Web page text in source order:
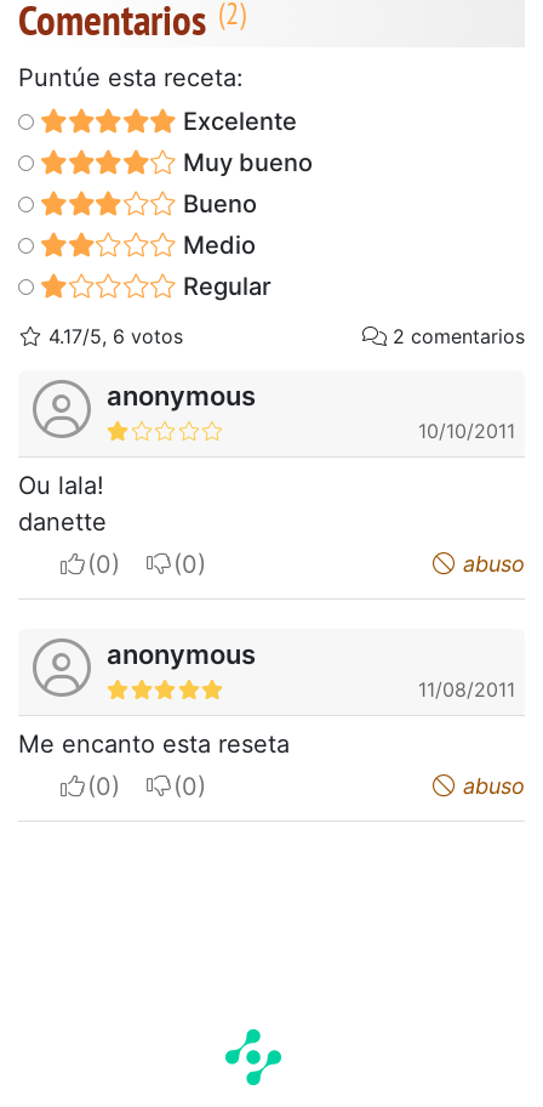
Comentarios
Puntúe esta receta:
Excelente
Muy bueno
Bueno
Medio
Regular
4.17/5, 6 votos 2 comentarios
anonymous
10/10/2011
Ou lala!
danette
I apreciateI do not appreciate abuso
anonymous
11/08/2011
Me encanto esta reseta
I apreciateI do not appreciate abuso